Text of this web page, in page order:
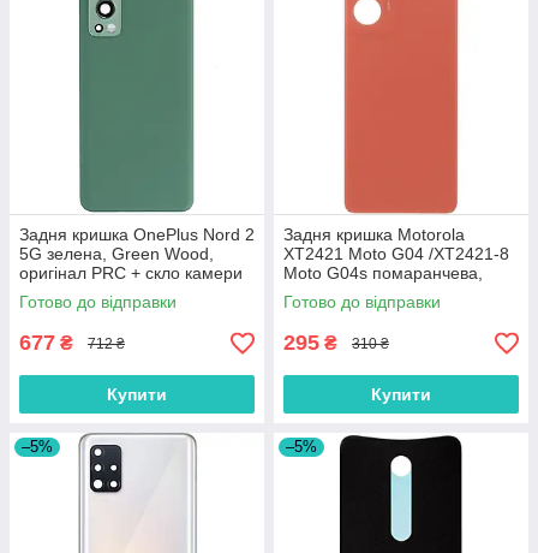
Задня кришка OnePlus Nord 2
5G зелена, Green Wood,
оригінал PRC + скло камери
Готово до відправки
677 ₴ 712 ₴
Купити
Задня кришка Motorola
XT2421 Moto G04 /XT2421-8
Moto G04s помаранчева,
Sunrise Orange, оригінал
PRC
Готово до відправки
295 ₴ 310 ₴
Купити
–5% –5%